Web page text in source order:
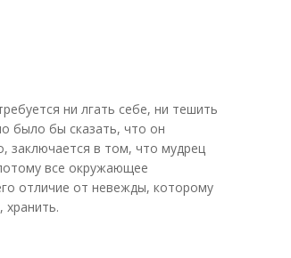
ни лгать себе, ни тешить
было бы сказать, что он
заключается в том, что мудрец
все окружающее
отличие от невежды, которому